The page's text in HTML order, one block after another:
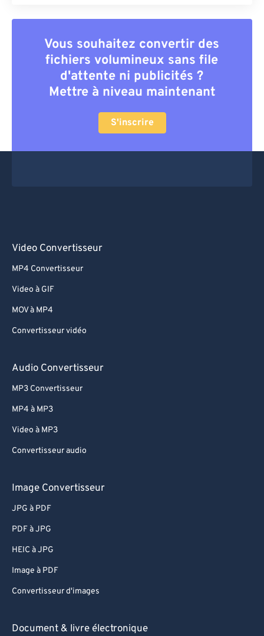
Vous souhaitez convertir des
fichiers volumineux sans file
d'attente ni publicités ?
Mettre à niveau maintenant
S'inscrire
Video Convertisseur
MP4 Convertisseur
Video à GIF
MOV à MP4
Convertisseur vidéo
Audio Convertisseur
MP3 Convertisseur
MP4 à MP3
Video à MP3
Convertisseur audio
Image Convertisseur
JPG à PDF
PDF à JPG
HEIC à JPG
Image à PDF
Convertisseur d'images
Document & livre électronique